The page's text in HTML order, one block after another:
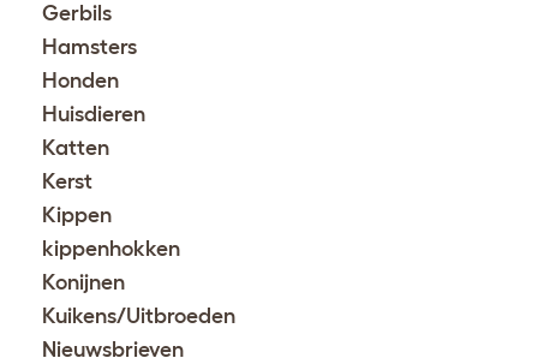
Gerbils
Hamsters
Honden
Huisdieren
Katten
Kerst
Kippen
kippenhokken
Konijnen
Kuikens/Uitbroeden
Nieuwsbrieven